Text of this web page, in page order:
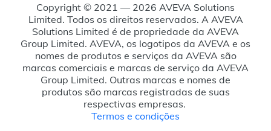
Copyright © 2021 — 2026 AVEVA Solutions
Limited. Todos os direitos reservados. A AVEVA
Solutions Limited é de propriedade da AVEVA
Group Limited. AVEVA, os logotipos da AVEVA e os
nomes de produtos e serviços da AVEVA são
marcas comerciais e marcas de serviço da AVEVA
Group Limited. Outras marcas e nomes de
produtos são marcas registradas de suas
respectivas empresas.
Termos e condições